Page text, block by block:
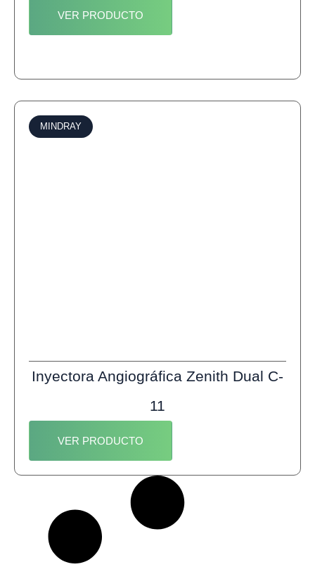
VER PRODUCTO
MINDRAY
Inyectora Angiográfica Zenith Dual C-
11
VER PRODUCTO